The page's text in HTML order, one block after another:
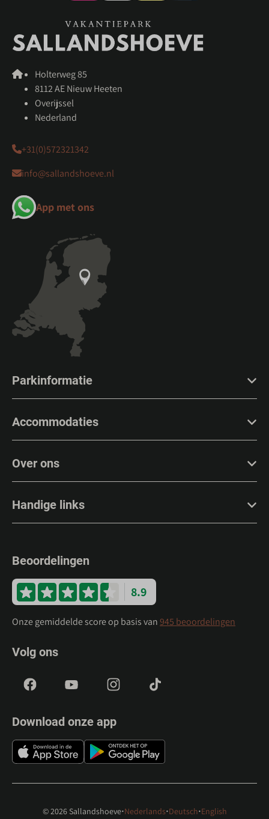
Holterweg 85
8112 AE Nieuw Heeten
Overijssel
Nederland
+31(0)572321342
info@sallandshoeve.nl
App met ons
Parkinformatie
Accommodaties
Over ons
Handige links
Beoordelingen
8.9
Onze gemiddelde score op basis van945 beoordelingen
Volg ons
Download onze app
© 2026 Sallandshoeve·Nederlands·Deutsch·English